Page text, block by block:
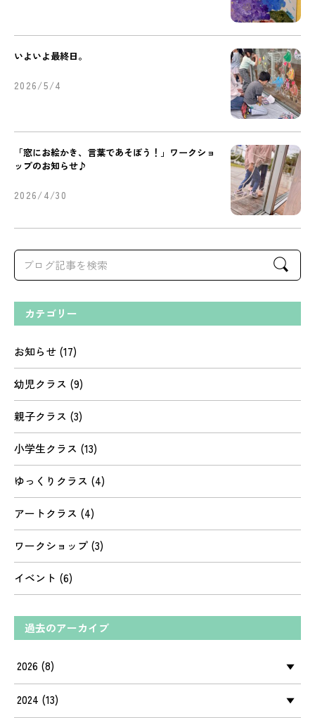
いよいよ最終日。
2026/5/4
「窓にお絵かき、言葉であそぼう！」ワークショ
ップのお知らせ♪
2026/4/30
Search
for:
カテゴリー
お知らせ (17)
幼児クラス (9)
親子クラス (3)
小学生クラス (13)
ゆっくりクラス (4)
アートクラス (4)
ワークショップ (3)
イベント (6)
過去のアーカイブ
2026 (8)
7月 (2)
2024 (13)